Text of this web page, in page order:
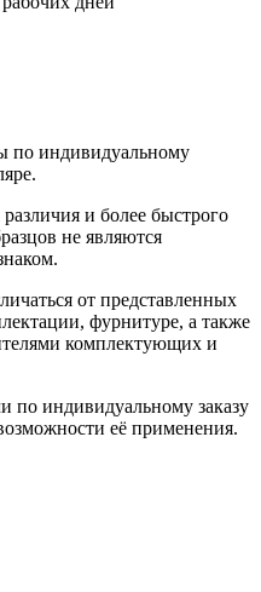
по индивидуальному
и более быстрого
не являются
от представленных
фурнитуре, а также
комплектующих и
по индивидуальному заказу
её применения.